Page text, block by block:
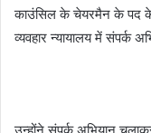
काउंसिल के चेयरमैन के पद के
व्यवहार न्यायालय में संपर्क